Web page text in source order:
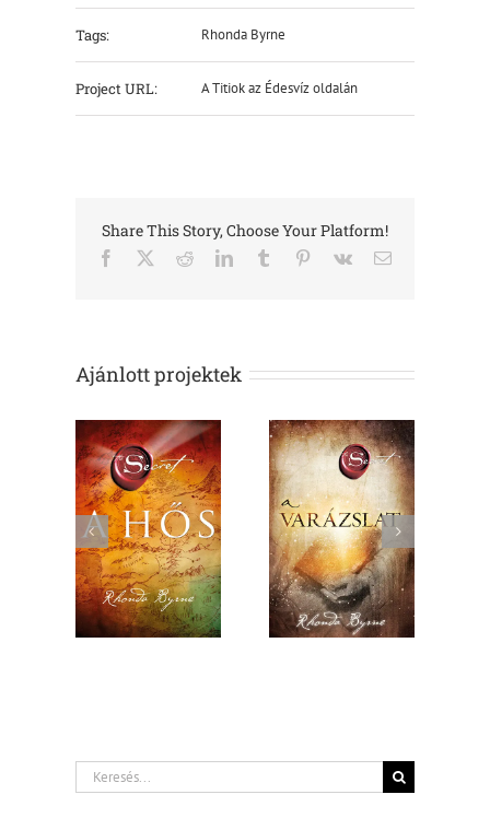
Tags: Rhonda Byrne
Project URL: A Titiok az Édesvíz oldalán
Share This Story, Choose Your Platform!
Facebook RedditLinkedInTumblr Pinterest
Vk Email:
Ajánlott projektek
A varázslat Smaragdtábla
Keresés...